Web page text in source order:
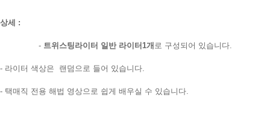
상세 :
- 트위스팅라이터 일반 라이터1개 로 구성되어 있습니다.
- 라이터 색상은 랜덤으로 들어 있습니다.
- 택매직 전용 해법 영상으로 쉽게 배우실 수 있습니다.